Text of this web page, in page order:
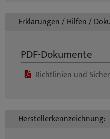
Erklärungen / Hilfen /
PDF-Dokumente
Richtlinien und
Herstellerkennzeichnung: